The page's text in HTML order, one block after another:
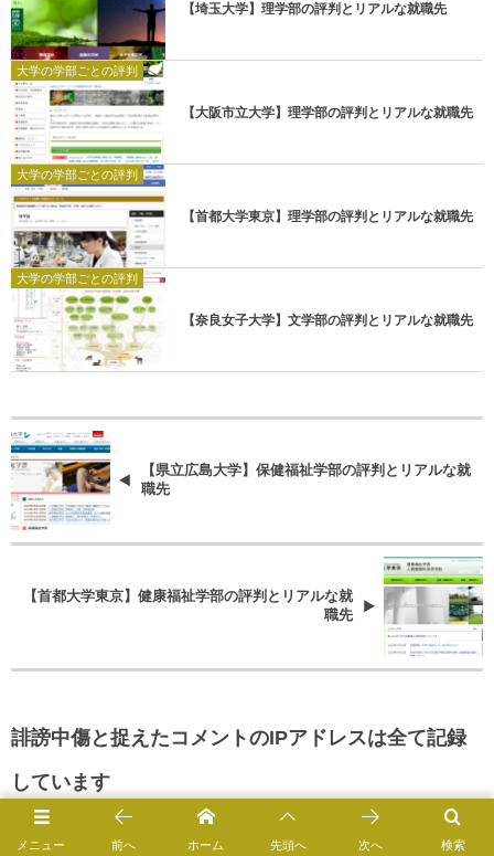
【埼玉大学】理学部の評判とリアルな就職先
大学の学部ごとの評判
【大阪市立大学】理学部の評判とリアルな就職先
大学の学部ごとの評判
【首都大学東京】理学部の評判とリアルな就職先
大学の学部ごとの評判
【奈良女子大学】文学部の評判とリアルな就職先
【県立広島大学】保健福祉学部の評判とリアルな就
職先
【首都大学東京】健康福祉学部の評判とリアルな就
職先
誹謗中傷と捉えたコメントのIPアドレスは全て記録
しています
Comment
メニュー 検索
前へ ホーム 先頭へ 次へ